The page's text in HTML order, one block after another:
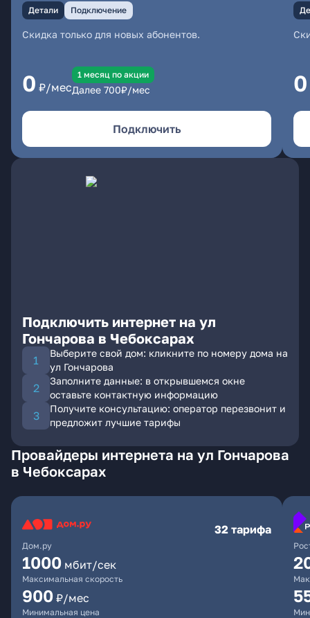
Детали Подключение
Скидка только для новых абонентов.
0 ₽/мес
1 месяц по акции
Далее 700₽/мес
Подключить
0
Подключить интернет на ул
Гончарова в Чебоксарах
Выберите свой дом: кликните по номеру дома на
ул Гончарова
Заполните данные: в открывшемся окне
оставьте контактную информацию
Получите консультацию: оператор перезвонит и
предложит лучшие тарифы
Провайдеры интернета на ул Гончарова
в Чебоксарах
Дом.ру
32 тарифа
1000 мбит/сек
Максимальная скорость
900 ₽/мес
Минимальная цена